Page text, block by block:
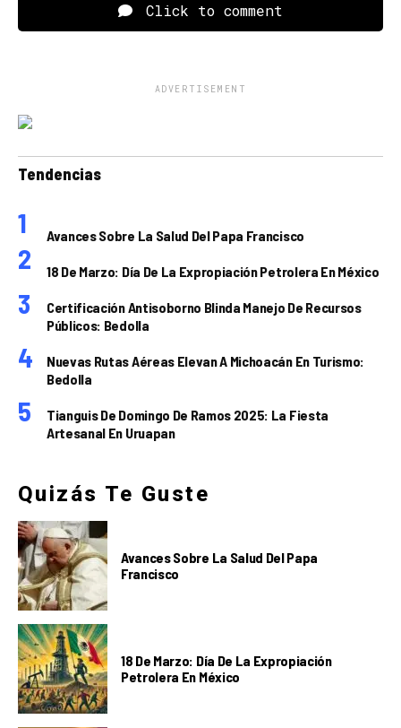
Click to comment
ADVERTISEMENT
Tendencias
Avances Sobre La Salud Del Papa Francisco
18 De Marzo: Día De La Expropiación Petrolera En México
Certificación Antisoborno Blinda Manejo De Recursos
Públicos: Bedolla
Nuevas Rutas Aéreas Elevan A Michoacán En Turismo:
Bedolla
Tianguis De Domingo De Ramos 2025: La Fiesta
Artesanal En Uruapan
Quizás Te Guste
Avances Sobre La Salud Del Papa
Francisco
18 De Marzo: Día De La Expropiación
Petrolera En México